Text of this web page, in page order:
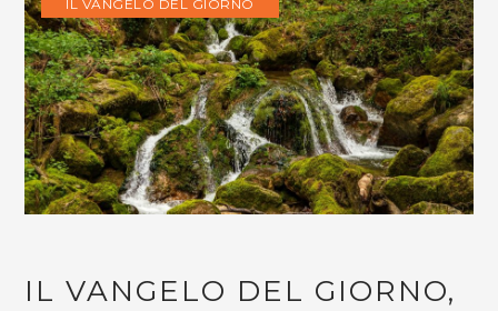
IL VANGELO DEL GIORNO
IL VANGELO DEL GIORNO,